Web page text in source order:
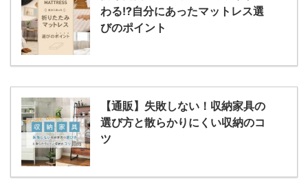
わる!?自分にあったマットレス選
びのポイント
【通販】失敗しない！収納家具の
選び方と散らかりにくい収納のコ
ツ